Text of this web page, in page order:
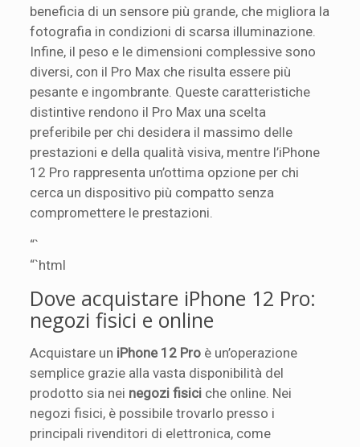
beneficia di un sensore più grande, che migliora la
fotografia in condizioni di scarsa illuminazione.
Infine, il peso e le dimensioni complessive sono
diversi, con il Pro Max che risulta essere più
pesante e ingombrante. Queste caratteristiche
distintive rendono il Pro Max una scelta
preferibile per chi desidera il massimo delle
prestazioni e della qualità visiva, mentre l’iPhone
12 Pro rappresenta un’ottima opzione per chi
cerca un dispositivo più compatto senza
compromettere le prestazioni.
“`
“`html
Dove acquistare iPhone 12 Pro:
negozi fisici e online
Acquistare un iPhone 12 Pro è un’operazione
semplice grazie alla vasta disponibilità del
prodotto sia nei negozi fisici che online. Nei
negozi fisici, è possibile trovarlo presso i
principali rivenditori di elettronica, come